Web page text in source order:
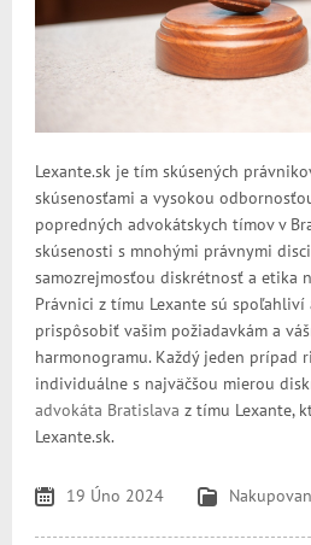
Lexante.sk je tím skúsených
skúsenosťami a vysokou
popredných advokátskych tímov v
skúsenosti s mnohými právnymi
samozrejmosťou diskrétnosť a etika
Právnici z tímu Lexante sú spoľahliví
prispôsobiť vašim požiadavkám a
harmonogramu. Každý jeden prípad
individuálne s najväčšou mierou
advokáta Bratislava z tímu Lexante,
Lexante.sk.
19 Úno 2024